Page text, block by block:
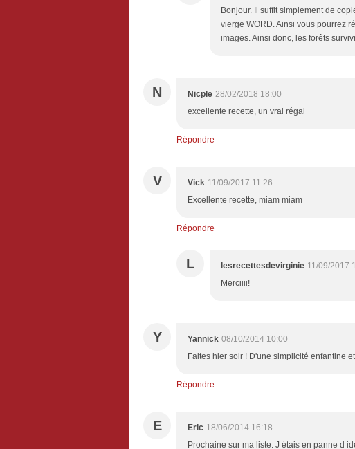
Bonjour. Il suffit simplement de
vierge WORD. Ainsi vous pourrez
images. Ainsi donc, les forêts
N Nicple 28/02/2018 18:00
excellente recette, un vrai régal
Répondre
V Vick 11/09/2017 11:26
Excellente recette, miam miam
Répondre
L lesrecettesdevirginie 11/09/2017
Merciiii!
Y Yannick 08/10/2014 10:00
Faites hier soir ! D'une simplicité enfantine
Répondre
E Eric 18/06/2014 16:18
Prochaine sur ma liste. J étais en panne d